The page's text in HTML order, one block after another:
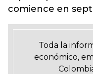
comience en
Toda la
económico,